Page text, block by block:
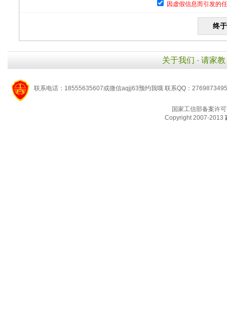
因虚假信息而引发的
关于我们 - 请家教
联系电话：18555635607或微信aqjj63预约我哦 联系QQ：
国家工信部备案许
Copyright 2007-2013